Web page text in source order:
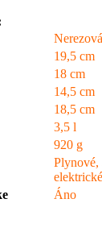
19,5 cm
18 cm
14,5 cm
18,5 cm
3,5 l
920 g
Plynové,
Áno